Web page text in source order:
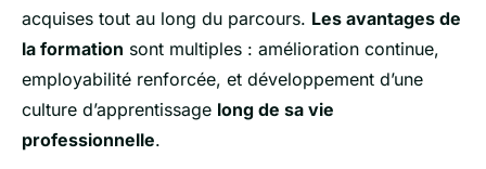
acquises tout au long du parcours. Les avantages de
la formation sont multiples : amélioration continue,
employabilité renforcée, et développement d’une
culture d’apprentissage long de sa vie
professionnelle.